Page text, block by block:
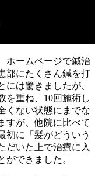
ホームページで鍼治
部にたくさん鍼を打
は驚きましたが、
を重ね、10回施術し
くない状態にまでな
すが、他院に比べて
初に「髪がどういう
だいた上で治療に入
できました。